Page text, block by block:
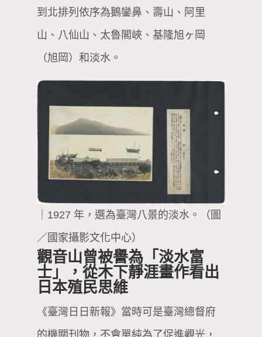
到北排列依序為鵝鑾鼻、壽山、阿里
山、八仙山、太魯閣峽、基隆旭ヶ岡
（旭岡）和淡水。
｜1927 年，選為臺灣八景的淡水。（圖
／國家攝影文化中心）
觀音山曾被譽為「淡水富
士」，從木下靜涯畫作看出
日本殖民思維
《臺灣日日新報》當時可是臺灣總督府
的機關刊物，不會單純為了促進觀光，